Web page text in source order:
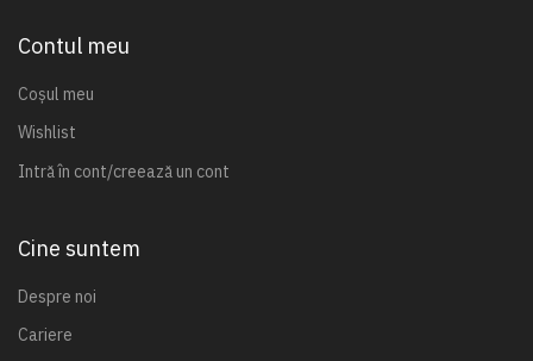
Contul meu
Coșul meu
Wishlist
Intră în cont/creează un cont
Cine suntem
Despre noi
Cariere